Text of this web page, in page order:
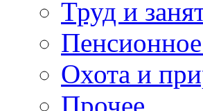
Труд и
Охота и